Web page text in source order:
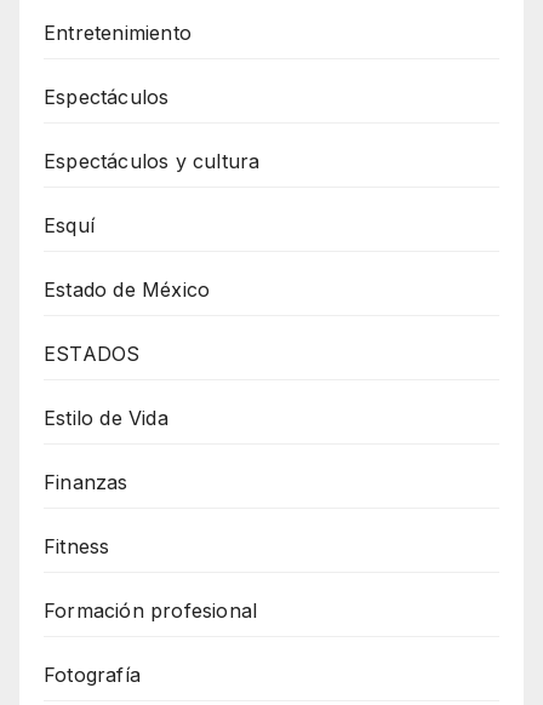
Entretenimiento
Espectáculos
Espectáculos y cultura
Esquí
Estado de México
ESTADOS
Estilo de Vida
Finanzas
Fitness
Formación profesional
Fotografía